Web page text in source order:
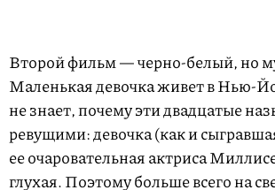
Второй фильм — черно-белый, но
Маленькая девочка живет в Нью-
не знает, почему эти двадцатые
ревущими: девочка (как и
ее очаровательная актриса
глухая. Поэтому больше всего на